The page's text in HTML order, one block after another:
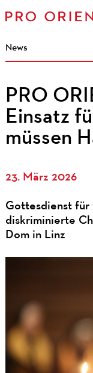
News
PRO
Einsatz
müssen
23. März 2026
Gottesdienst
diskriminierte
Dom in Linz